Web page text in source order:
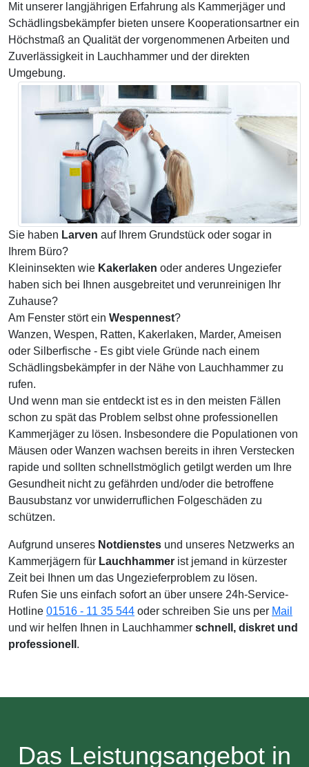
Mit unserer langjährigen Erfahrung als Kammerjäger und
Schädlingsbekämpfer bieten unsere Kooperationsartner ein
Höchstmaß an Qualität der vorgenommenen Arbeiten und
Zuverlässigkeit in Lauchhammer und der direkten
Umgebung.
Sie haben Larven auf Ihrem Grundstück oder sogar in
Ihrem Büro?
Kleininsekten wie Kakerlaken oder anderes Ungeziefer
haben sich bei Ihnen ausgebreitet und verunreinigen Ihr
Zuhause?
Am Fenster stört ein Wespennest?
Wanzen, Wespen, Ratten, Kakerlaken, Marder, Ameisen
oder Silberfische - Es gibt viele Gründe nach einem
Schädlingsbekämpfer in der Nähe von Lauchhammer zu
rufen.
Und wenn man sie entdeckt ist es in den meisten Fällen
schon zu spät das Problem selbst ohne professionellen
Kammerjäger zu lösen. Insbesondere die Populationen von
Mäusen oder Wanzen wachsen bereits in ihren Verstecken
rapide und sollten schnellstmöglich getilgt werden um Ihre
Gesundheit nicht zu gefährden und/oder die betroffene
Bausubstanz vor unwiderruflichen Folgeschäden zu
schützen.
Aufgrund unseres Notdienstes und unseres Netzwerks an
Kammerjägern für Lauchhammer ist jemand in kürzester
Zeit bei Ihnen um das Ungezieferproblem zu lösen.
Rufen Sie uns einfach sofort an über unsere 24h-Service-
Hotline 01516 - 11 35 544 oder schreiben Sie uns per Mail
und wir helfen Ihnen in Lauchhammer schnell, diskret und
professionell .
Das Leistungsangebot in